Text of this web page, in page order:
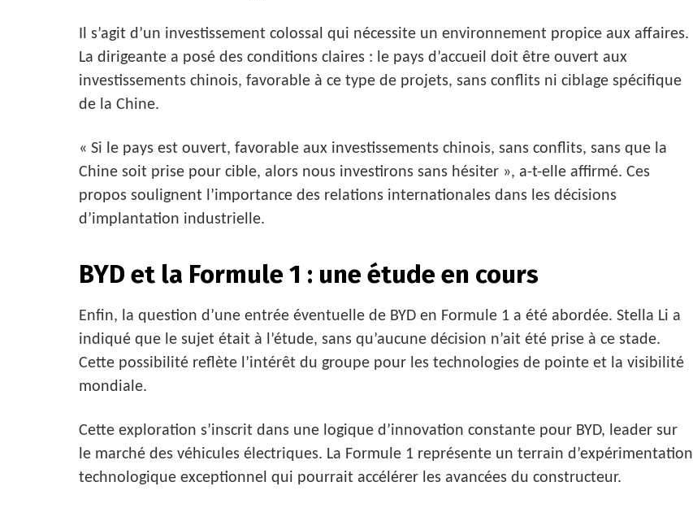
Il s’agit d’un investissement colossal qui nécessite un environnement propice aux affaires.
La dirigeante a posé des conditions claires : le pays d’accueil doit être ouvert aux
investissements chinois, favorable à ce type de projets, sans conflits ni ciblage spécifique
de la Chine.
« Si le pays est ouvert, favorable aux investissements chinois, sans conflits, sans que la
Chine soit prise pour cible, alors nous investirons sans hésiter », a-t-elle affirmé. Ces
propos soulignent l’importance des relations internationales dans les décisions
d’implantation industrielle.
BYD et la Formule 1 : une étude en cours
Enfin, la question d’une entrée éventuelle de BYD en Formule 1 a été abordée. Stella Li a
indiqué que le sujet était à l’étude, sans qu’aucune décision n’ait été prise à ce stade.
Cette possibilité reflète l’intérêt du groupe pour les technologies de pointe et la visibilité
mondiale.
Cette exploration s’inscrit dans une logique d’innovation constante pour BYD, leader sur
le marché des véhicules électriques. La Formule 1 représente un terrain d’expérimentation
technologique exceptionnel qui pourrait accélérer les avancées du constructeur.